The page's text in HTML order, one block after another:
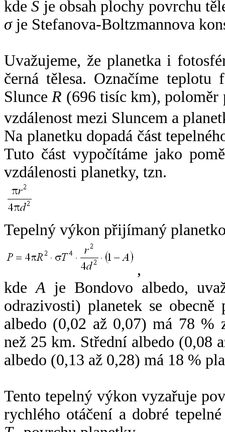
kdeS je obsah plochy povrchu
σje Stefanova-Boltzmannova
Uvažujeme, že planetka i
černá tělesa. Označíme
SlunceR (696 tisíc km),
vzdálenost mezi Sluncem a
Na planetku dopadá část
Tuto část vypočítáme jako
vzdálenosti planetky, tzn.
Tepelný výkon přijímaný
,
kdeA je Bondovo albedo,
odrazivosti) planetek se
albedo (0,02 až 0,07) má 78 %
než 25 km. Střední albedo (0,08
albedo (0,13 až 0,28) má 18 %
Tento tepelný výkon vyzařuje
rychlého otáčení a dobré